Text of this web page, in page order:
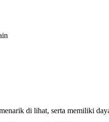
di lihat, serta memiliki